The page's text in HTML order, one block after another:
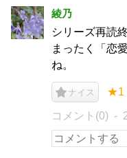
綾乃
シリーズ再読
まったく「恋
ね。
ナイス ★1
コメント(0)